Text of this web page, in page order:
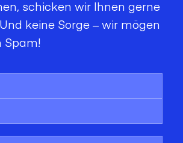
schicken wir Ihnen gerne
keine Sorge – wir mögen
Spam!